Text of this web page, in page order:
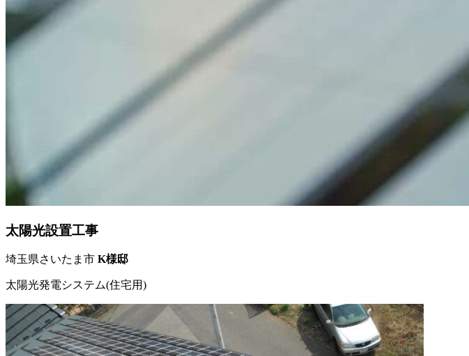
太陽光設置工事
埼玉県さいたま市 K様邸
太陽光発電システム(住宅用)